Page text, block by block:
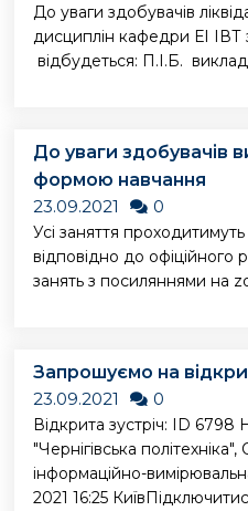
До уваги здобувачів
дисциплін кафедри ЕІ ІВТ
відбудеться: П.І.Б.
До уваги здобувачів
формою навчання
23.09.2021
0
Усі заняття
відповідно до офіційного
занять з посиляннями на
Запрошуємо на
23.09.2021
0
Відкрита зустріч: ID 6798
"Чернігівська
інформаційно-
2021 16:25